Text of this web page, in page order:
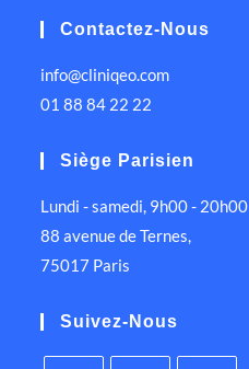
Contactez-Nous
info@cliniqeo.com
01 88 84 22 22
Siège Parisien
Lundi - samedi, 9h00 - 20h00
88 avenue de Ternes,
75017 Paris
Suivez-Nous